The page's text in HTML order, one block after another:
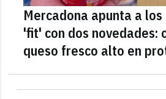
Mercadona apunta a
'fit' con dos novedades:
queso fresco alto en